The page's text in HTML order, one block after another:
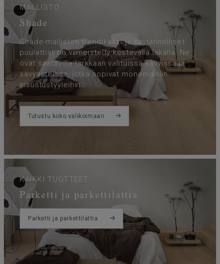
MALLISTO
Shade
Shade-malliston trendikkäät ja käytännölliset
puulattiat on viimeistelty kestävällä lakalla. Ne
ovat saatavilla tarkkaan valituissa sävyissä ja
sävyasteissa, jotka sopivat monenlaisiin
sisustustyyleihin.
Tutustu koko valikoimaan
KAIKKI TUOTTEET
Parketti ja parkettilattia
Parketti ja parkettilattia